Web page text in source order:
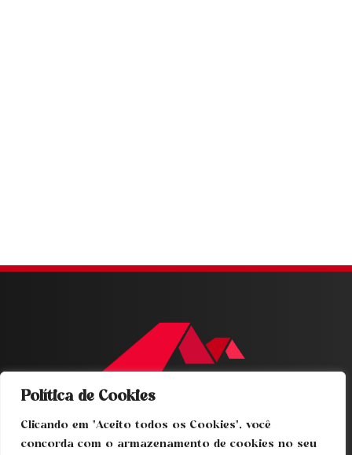
Política de Cookies
Clicando em "Aceito todos os Cookies", você
concorda com o armazenamento de cookies no seu
Home
Sobre nós